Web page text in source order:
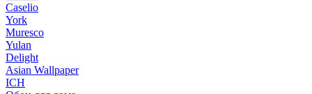
Caselio
York
Muresco
Yulan
Delight
Asian Wallpaper
ICH